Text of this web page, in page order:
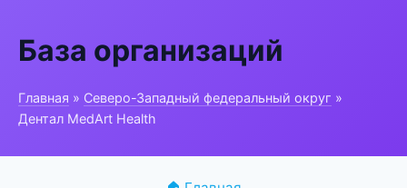
База организаций
Главная » Северо-Западный федеральный округ »
Дентал MedArt Health